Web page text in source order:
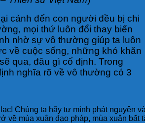
cảnh đến con người đều bị chi
mọi thứ luôn đổi thay biến
nhờ sự vô thường giúp ta luôn
về cuộc sống, những khó khăn
qua, đâu gì cố định. Trong
nghĩa rõ về vô thường có 3
Chúng ta hãy tự mình phát nguyện
về mùa xuân đạo pháp, mùa xuân bất